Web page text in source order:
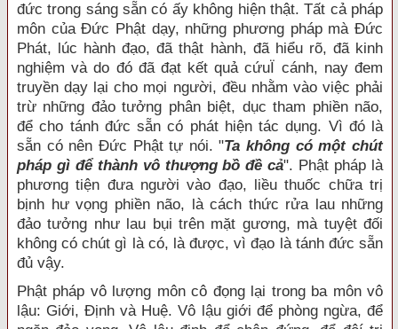
đức trong sáng sẵn có ấy không hiện thật. Tất cả pháp
môn của Đức Phật dạy, những phương pháp mà Đức
Phát, lúc hành đạo, đã thật hành, đã hiểu rõ, đã kinh
nghiệm và do đó đã đạt kết quả cứuÏ cánh, nay đem
truyền dạy lại cho mọi người, đều nhằm vào việc phải
trừ những đảo tưởng phân biệt, dục tham phiền não,
để cho tánh đức sẵn có phát hiện tác dụng. Vì đó là
sẵn có nên Đức Phật tự nói. "Ta không có một chút
pháp gì để thành vô thượng bồ đề cả". Phật pháp là
phương tiện đưa người vào đạo, liều thuốc chữa trị
bịnh hư vọng phiền não, là cách thức rửa lau những
đảo tưởng như lau bụi trên mặt gương, mà tuyệt đối
không có chút gì là có, là được, vì đạo là tánh đức sẵn
đủ vậy.
Phật pháp vô lượng môn cô đọng lại trong ba môn vô
lậu: Giới, Định và Huệ. Vô lậu giới để phòng ngừa, để